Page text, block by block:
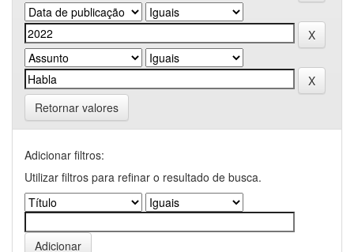
Retornar valores
Adicionar filtros:
Utilizar filtros para refinar o resultado de busca.